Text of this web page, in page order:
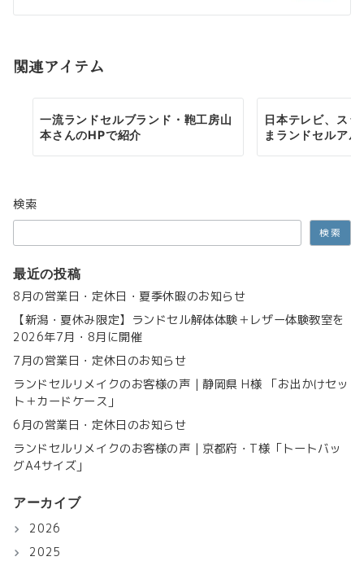
シ
ン
関連アイテム
一流ランドセルブランド・鞄工房山
本さんのHPで紹介
日本テレビ、ス
まランドセルアル
検索
検索
最近の投稿
8月の営業日・定休日・夏季休暇のお知らせ
【新潟・夏休み限定】ランドセル解体体験＋レザー体験教室を
2026年7月・8月に開催
7月の営業日・定休日のお知らせ
ランドセルリメイクのお客様の声｜静岡県 H様 「お出かけセッ
ト＋カードケース」
6月の営業日・定休日のお知らせ
ランドセルリメイクのお客様の声｜京都府・T様「トートバッ
グA4サイズ」
アーカイブ
2026
2025